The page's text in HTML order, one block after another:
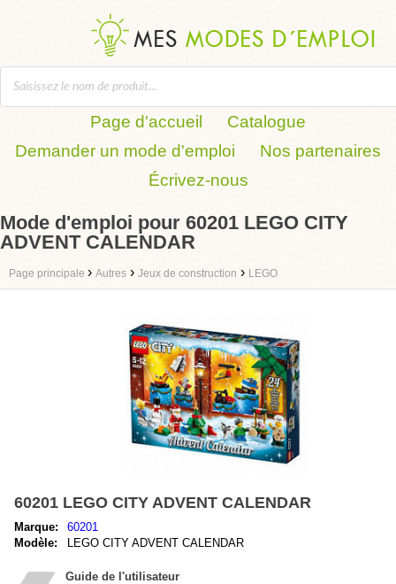
Page d'accueil
Catalogue
Demander un mode d'emploi
Nos partenaires
Écrivez-nous
Mode d'emploi pour 60201 LEGO CITY
ADVENT CALENDAR
Page principale › Autres › Jeux de construction › LEGO
60201 LEGO CITY ADVENT CALENDAR
Marque:
60201
Modèle:
LEGO CITY ADVENT CALENDAR
Guide de l'utilisateur